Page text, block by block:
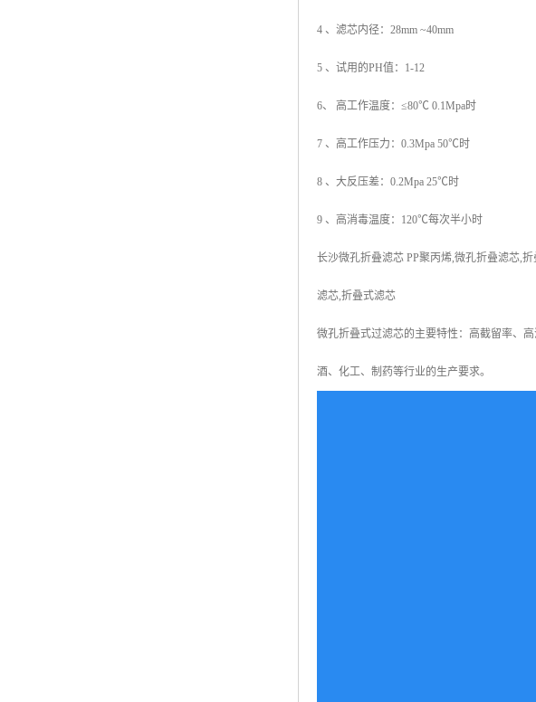
4 、滤芯内径：28mm ~40mm
5 、试用的PH值：1-12
6、 高工作温度：≤80℃ 0.1Mpa时
7 、高工作压力：0.3Mpa 50℃时
8 、大反压差：0.2Mpa 25℃时
9 、高消毒温度：120℃每次半小时
长沙微孔折叠滤芯 PP聚丙烯,微孔折叠滤芯,
滤芯,折叠式滤芯
微孔折叠式过滤芯的主要特性：高截留率、
酒、化工、制药等行业的生产要求。